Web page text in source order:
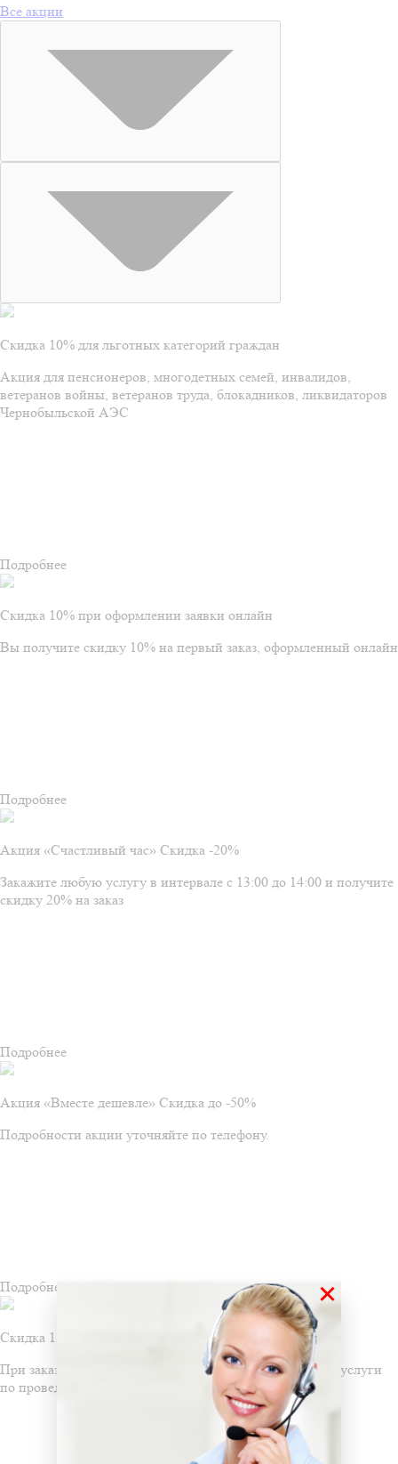
Все акции
Скидка 10% для льготных категорий граждан
Акция для пенсионеров, многодетных семей, инвалидов,
ветеранов войны, ветеранов труда, блокадников, ликвидаторов
Чернобыльской АЭС
Подробнее
Скидка 10% при оформлении заявки онлайн
Вы получите скидку 10% на первый заказ, оформленный онлайн
Подробнее
Акция «Счастливый час» Скидка -20%
Закажите любую услугу в интервале с 13:00 до 14:00 и получите
скидку 20% на заказ
Подробнее
Акция «Вместе дешевле» Скидка до -50%
Подробности акции уточняйте по телефону.
Подробнее
Скидка 12% на дезинфекцию
При заказе услуг дезодорации, вы получаете скидку на услуги
по проведению дезинфекции
×